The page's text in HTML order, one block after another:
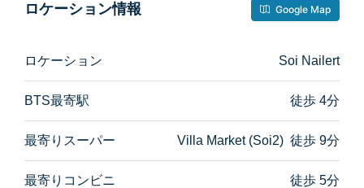
ロケーション情報 Google Map
ロケーション Soi Nailert
BTS最寄駅 徒歩 4分
最寄りスーパー Villa Market (Soi2) 徒歩 9分
最寄りコンビニ 徒歩 5分